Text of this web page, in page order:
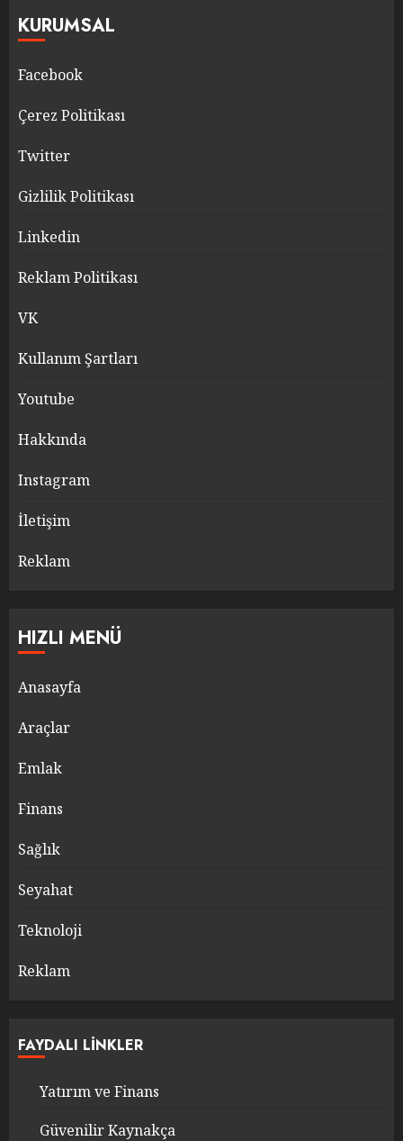
KURUMSAL
Facebook
Çerez Politikası
Twitter
Gizlilik Politikası
Linkedin
Reklam Politikası
VK
Kullanım Şartları
Youtube
Hakkında
Instagram
İletişim
Reklam
HIZLI MENÜ
Anasayfa
Araçlar
Emlak
Finans
Sağlık
Seyahat
Teknoloji
Reklam
FAYDALI LINKLER
Yatırım ve Finans
Güvenilir Kaynakça